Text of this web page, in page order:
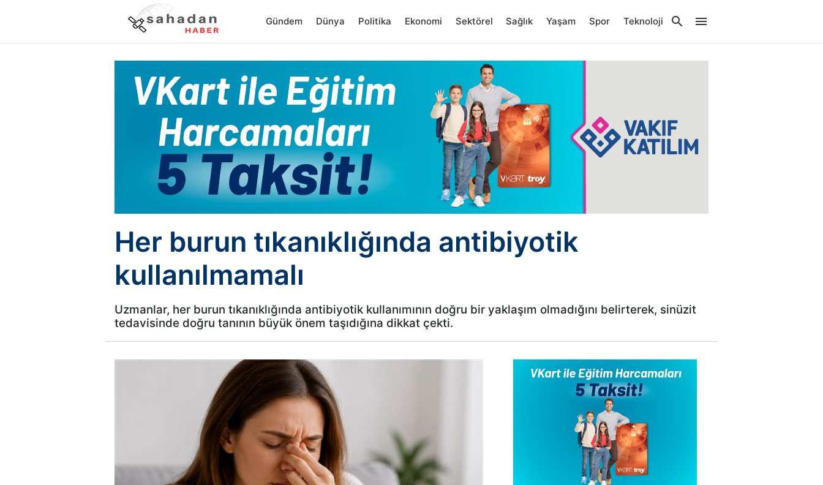
Gündem Dünya Politika Ekonomi Sektörel Sağlık Yaşam Spor Teknoloji
Her burun tıkanıklığında antibiyotik
kullanılmamalı
Uzmanlar, her burun tıkanıklığında antibiyotik kullanımının doğru bir yaklaşım olmadığını belirterek, sinüzit
tedavisinde doğru tanının büyük önem taşıdığına dikkat çekti.